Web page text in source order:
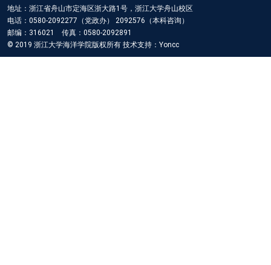
地址：浙江省舟山市定海区浙大路1号，浙江大学舟山校区
电话：0580-2092277（党政办） 2092576（本科咨询）
邮编：316021 传真：0580-2092891
© 2019 浙江大学海洋学院版权所有 技术支持：Yoncc